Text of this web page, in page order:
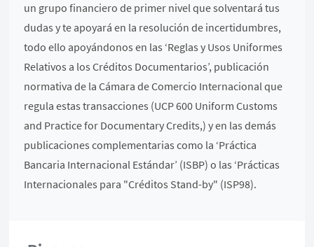
un grupo financiero de primer nivel que solventará tus
dudas y te apoyará en la resolución de incertidumbres,
todo ello apoyándonos en las ‘Reglas y Usos Uniformes
Relativos a los Créditos Documentarios’, publicación
normativa de la Cámara de Comercio Internacional que
regula estas transacciones (UCP 600 Uniform Customs
and Practice for Documentary Credits,) y en las demás
publicaciones complementarias como la ‘Práctica
Bancaria Internacional Estándar’ (ISBP) o las ‘Prácticas
Internacionales para "Créditos Stand-by" (ISP98).